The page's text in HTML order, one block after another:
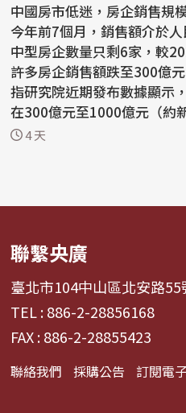
中國房市低迷，房企銷售規
今年前7個月，銷售額介於
中型房企數量只剩6家，較
許多房企銷售額跌至300億元以下。 陸媒財
指研究院近期發布數據顯示
在300億元至1000億元（約
元）的中型房企...
4 天
聯繫央廣
臺北市104中山區北安路55
TEL : 886-2-28856168
FAX : 886-2-28855423
聯絡我們 採購公告 訂閱電